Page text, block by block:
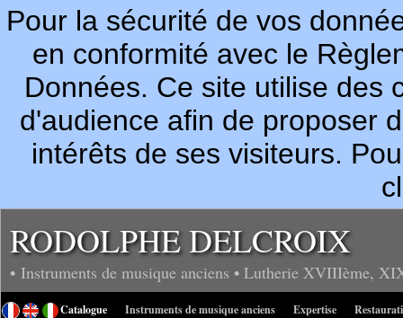
Pour la sécurité de vos
en conformité avec le
Données. Ce site utilise des
d'audience afin de proposer
intérêts de ses visiteurs.
RODOLPHE DELCROIX
• Instruments de musique anciens • Lutherie XVIIIème,
Catalogue Instruments de musique anciens Expertise